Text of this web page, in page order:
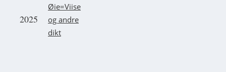
2025
Øie=Viise
og andre
dikt